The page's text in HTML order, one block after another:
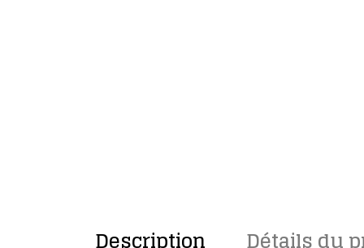
Description Détails du